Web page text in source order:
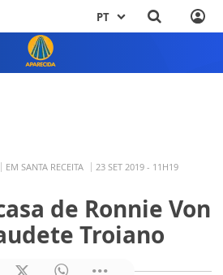
PT
EM SANTA RECEITA 23 SET 2019 - 11H19
de Ronnie Von
Troiano